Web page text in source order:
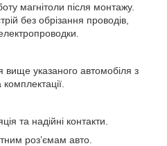
магнітоли після монтажу.
без обрізання проводів,
вище указаного автомобіля з
та надійні контакти.
роз’ємам авто.